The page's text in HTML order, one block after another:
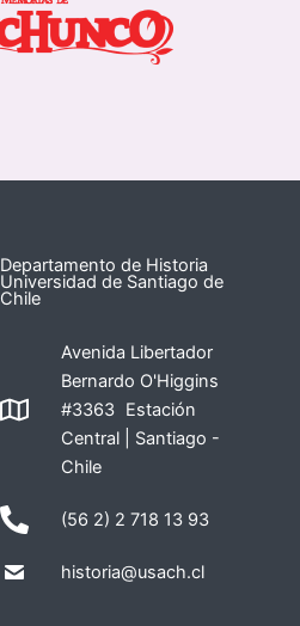
Departamento de Historia
Universidad de Santiago de
Chile
Avenida Libertador
Bernardo O'Higgins
#3363 Estación
Central | Santiago -
Chile
(56 2) 2 718 13 93
historia@usach.cl